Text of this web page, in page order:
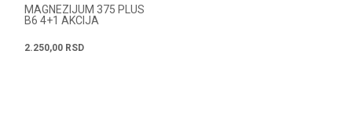
MAGNEZIJUM 375 PLUS
B6 4+1 AKCIJA
2.250,00 RSD